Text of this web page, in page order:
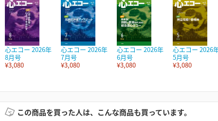
心エコー 2026年
8月号
¥3,080
心エコー 2026年
7月号
¥3,080
心エコー 2026年
6月号
¥3,080
心エコー 2026
5月号
¥3,080
この商品を買った人は、こんな商品も買っています。